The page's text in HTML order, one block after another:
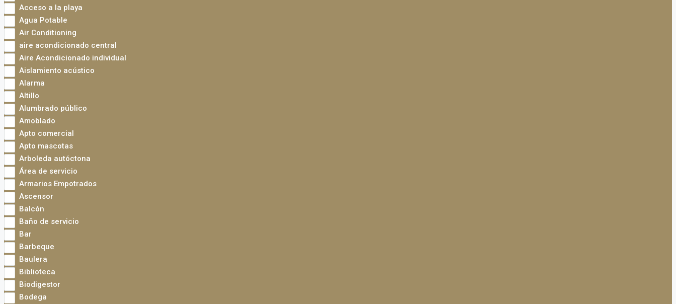
Acceso a la playa
Agua Potable
Air Conditioning
aire acondicionado central
Aire Acondicionado individual
Aislamiento acústico
Alarma
Altillo
Alumbrado público
Amoblado
Apto comercial
Apto mascotas
Arboleda autóctona
Área de servicio
Armarios Empotrados
Ascensor
Balcón
Baño de servicio
Bar
Barbeque
Baulera
Biblioteca
Biodigestor
Bodega